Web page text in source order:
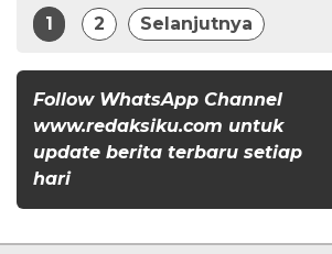
1
2 Selanjutnya
Follow WhatsApp Channel
www.redaksiku.com untuk
update berita terbaru setiap
hari